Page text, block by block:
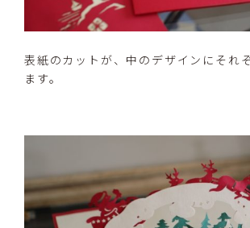
表紙のカットが、中のデザインにそれ
ます。